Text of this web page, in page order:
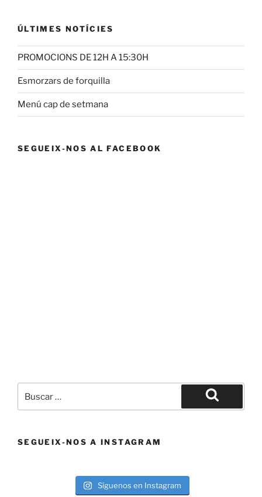
ÚLTIMES NOTÍCIES
PROMOCIONS DE 12H A 15:30H
Esmorzars de forquilla
Menú cap de setmana
SEGUEIX-NOS AL FACEBOOK
por:
Buscar
SEGUEIX-NOS A INSTAGRAM
Síguenos en Instagram